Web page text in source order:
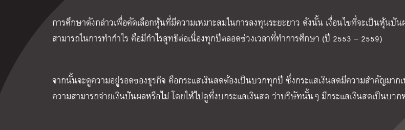
การศึกษาดังกล่าวเพื่อคัดเลือกหุ้นที่มีความเหมาะสมในการลงทุนระยะยาว ดังนั้น เงื่อนไขที่จะเป็นหุ้นปัน
สามารถในการทำกำไร คือมีกำไรสุทธิต่อเนื่องทุกปีตลอดช่วงเวลาที่ทำการศึกษา (ปี 2553 – 2559)
จากนั้นจะดูความอยู่รอดของธุรกิจ คือกระแสเงินสดต้องเป็นบวกทุกปี ซึ่งกระแสเงินสดมีความสำคัญมาก
ความสามารถจ่ายเงินปันผลหรือไม่ โดยให้ไปดูที่งบกระแสเงินสด ว่าบริษัทนั้นๆ มีกระแสเงินสดเป็นบวก